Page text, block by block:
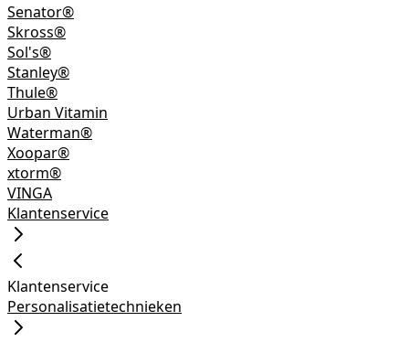
Senator®
Skross®
Sol's®
Stanley®
Thule®
Urban Vitamin
Waterman®
Xoopar®
xtorm®
VINGA
Klantenservice
Klantenservice
Personalisatietechnieken